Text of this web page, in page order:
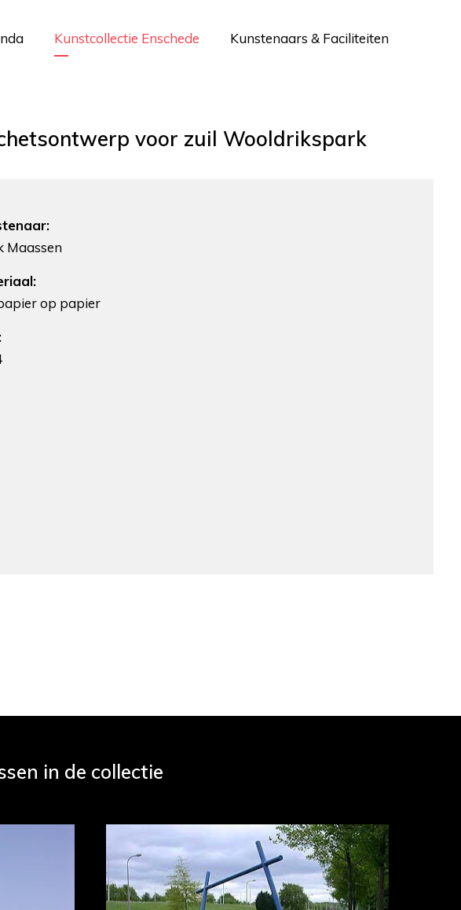
Kunstcollectie Enschede Kunstenaars & Faciliteiten
voor zuil Wooldrikspark
Maassen
op papier
in de collectie